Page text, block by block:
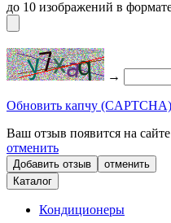
до 10 изображений в
→
Обновить капчу (CAPTCHA)
Ваш отзыв появится на
отменить
отменить
Каталог
Кондиционеры